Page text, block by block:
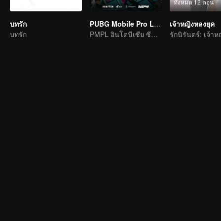
บทรัก
บทรัก
PUBG Mobile Pro League S4
PMPL อินโดนีเซีย ซีซั่น 4
ทั้งหมด 12 ตอน
เจ้าหญิงหลงยุค